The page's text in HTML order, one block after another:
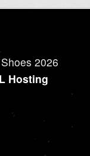
worden
2026
Hosting